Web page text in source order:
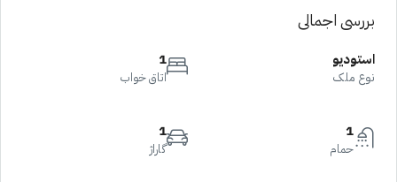
بررسی اجمالی
استودیو
نوع ملک
1
اتاق خواب
1
حمام
1
گاراژ